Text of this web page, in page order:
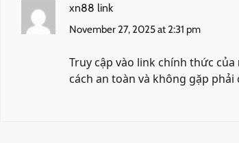
xn88 link
November 27, 2025 at 2:31 pm
Truy cập vào link chính thức của
cách an toàn và không gặp phải